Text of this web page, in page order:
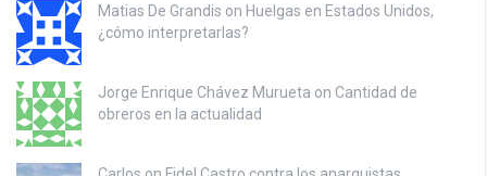
Matias De Grandis on Huelgas en Estados Unidos,
¿cómo interpretarlas?
Jorge Enrique Chávez Murueta on Cantidad de
obreros en la actualidad